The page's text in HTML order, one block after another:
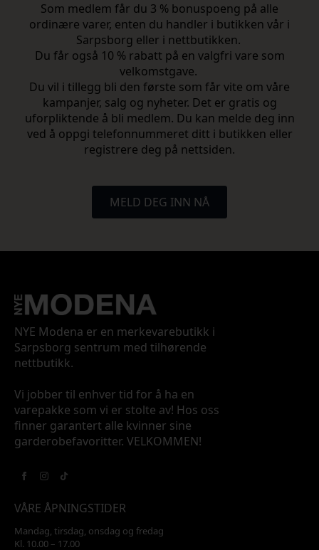
Som medlem får du 3 % bonuspoeng på alle
ordinære varer, enten du handler i butikken vår i
Sarpsborg eller i nettbutikken.
Du får også 10 % rabatt på en valgfri vare som
velkomstgave.
Du vil i tillegg bli den første som får vite om våre
kampanjer, salg og nyheter. Det er gratis og
uforpliktende å bli medlem. Du kan melde deg inn
ved å oppgi telefonnummeret ditt i butikken eller
registrere deg på nettsiden.
MELD DEG INN NÅ
NYE Modena er en merkevarebutikk i
Sarpsborg sentrum med tilhørende
nettbutikk.
Vi jobber til enhver tid for å ha en
varepakke som vi er stolte av! Hos oss
finner garantert alle kvinner sine
garderobefavoritter. VELKOMMEN!
VÅRE ÅPNINGSTIDER
Mandag, tirsdag, onsdag og fredag
Kl. 10.00 – 17.00